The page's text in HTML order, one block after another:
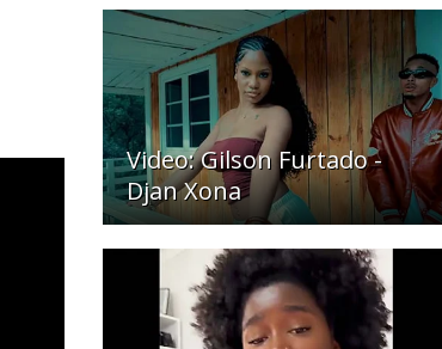
Video: Gilson Furtado -
Djan Xona